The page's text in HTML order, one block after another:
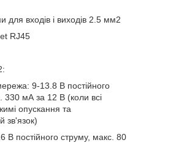
для входів і виходів 2.5 мм2
RJ45
9-13.8 В постійного
330 мА за 12 В (коли всі
опускання та
зв'язок)
В постійного струму, макс. 80